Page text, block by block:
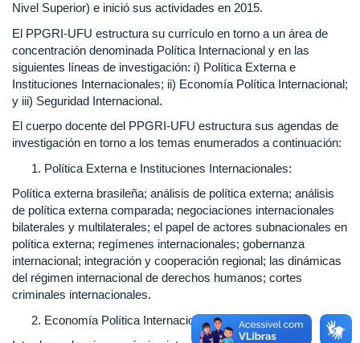
Nivel Superior) e inició sus actividades en 2015.
El PPGRI-UFU estructura su currículo en torno a un área de
concentración denominada Política Internacional y en las
siguientes líneas de investigación: i) Política Externa e
Instituciones Internacionales; ii) Economía Política Internacional;
y iii) Seguridad Internacional.
El cuerpo docente del PPGRI-UFU estructura sus agendas de
investigación en torno a los temas enumerados a continuación:
Política Externa e Instituciones Internacionales:
Política externa brasileña; análisis de política externa; análisis
de política externa comparada; negociaciones internacionales
bilaterales y multilaterales; el papel de actores subnacionales en
política externa; regímenes internacionales; gobernanza
internacional; integración y cooperación regional; las dinámicas
del régimen internacional de derechos humanos; cortes
criminales internacionales.
Economía Política Internacional